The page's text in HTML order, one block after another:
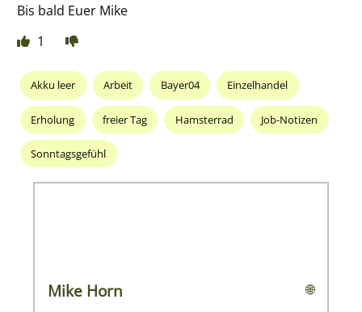
Bis bald Euer Mike
1
Akku leer Arbeit Bayer04 Einzelhandel
Erholung freier Tag Hamsterrad Job-Notizen
Sonntagsgefühl
Mike Horn 🌐